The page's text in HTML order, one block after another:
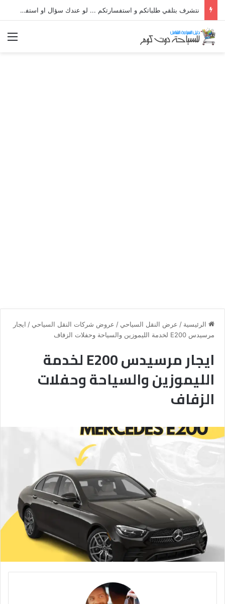
نتشرف بتلقي طلباتكم و استفسارتكم ... لو عندك سؤال او استفسار ماتدرددش فى طلب المساعدة
الرئيسية / عرض النقل السياحي / عروض شركات النقل السياحي / ايجار
مرسيدس E200 لخدمة الليموزين والسياحة وحفلات الزفاف
ايجار مرسيدس E200 لخدمة
الليموزين والسياحة وحفلات
الزفاف